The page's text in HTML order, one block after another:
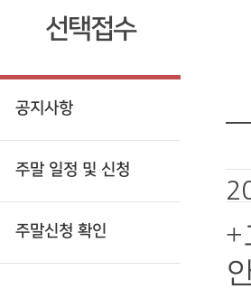
선택접수
공지사항
주말 일정 및 신청
주말신청 확인 +